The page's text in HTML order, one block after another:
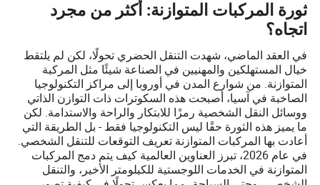
ثورة المركبات المتوازنة: أكثر من مجرد
اتجاه؟
في العقد الماضي، شهدت التنقل الحضري تحولًا، لكن لم يلتقط
خيال المستهلكين والمهنيين في الصناعة شيئًا مثل المركبة
المتوازنة. من شوارع المدن في أوروبا إلى مراكز التكنولوجيا
الصاخبة في آسيا، أصبحت هذه السكوترات ذات التوازن الذاتي
ووسائل النقل الشخصية رمزًا للابتكار والراحة والاستدامة. لكن
ما يميز هذه الثورة حقًا ليس التكنولوجيا فقط - بل الطريقة التي
أعادت بها المركبات المتوازنة تعريف التوقعات للتنقل الشخصي.
في عام 2026، تبرز العناوين العالمية كيف يتم دمج المركبات
المتوازنة في الخدمات اللوجستية للكيلومتر الأخير، والتنقل